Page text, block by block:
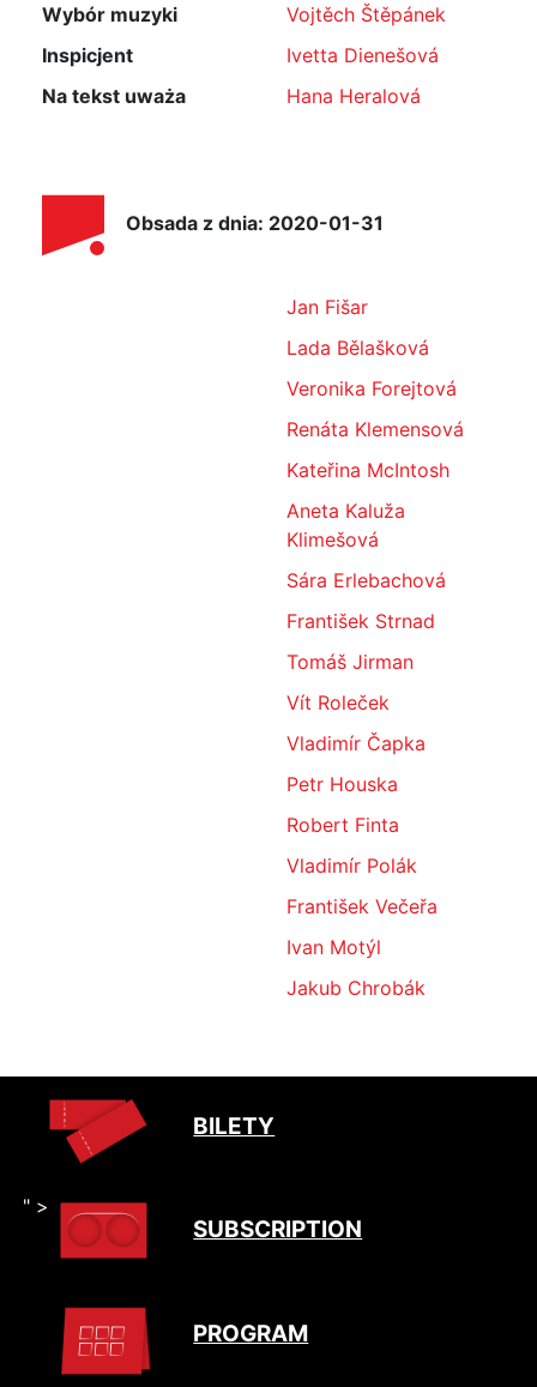
Wybór muzyki
Vojtěch Štěpánek
Inspicjent
Ivetta Dienešová
Na tekst uważa
Hana Heralová
Obsada z dnia: 2020-01-31
Jan Fišar
Lada Bělašková
Veronika Forejtová
Renáta Klemensová
Kateřina McIntosh
Aneta Kaluža
Klimešová
Sára Erlebachová
František Strnad
Tomáš Jirman
Vít Roleček
Vladimír Čapka
Petr Houska
Robert Finta
Vladimír Polák
František Večeřa
Ivan Motýl
Jakub Chrobák
BILETY
" >
SUBSCRIPTION
PROGRAM